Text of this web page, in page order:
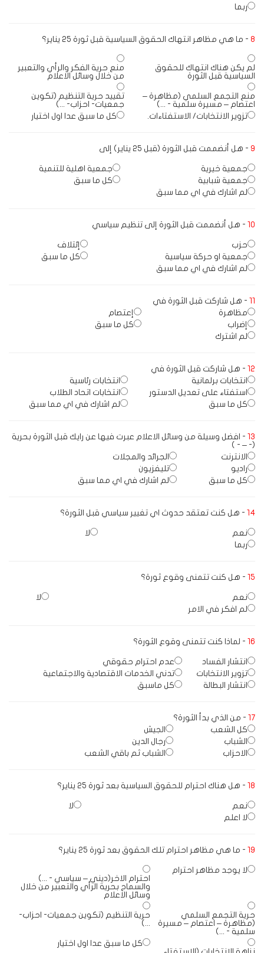
ربما
8 - ما هي مظاهر انتهاك الحقوق السياسية قبل ثورة 25 يناير؟
لم يكن هناك انتهاك للحقوق
السياسية قبل الثورة
منع حرية الفكر والرأي والتعبير
من خلال وسائل الاعلام
منع التجمع السلمي (مظاهرة –
اعتصام – مسيرة سلمية - ...)
تقييد حرية التنظيم (تكوين
جمعيات- احزاب- ...)
تزوير الانتخابات/ الاستفتاءات.
كل ما سبق عدا اول اختيار
9 - هل أنضممت قبل الثورة (قبل 25 يناير) إلى
جمعية خيرية
جمعية اهلية للتنمية
جمعية شبابية
كل ما سبق
لم اشارك في اي مما سبق
10 - هل أنضممت قبل الثورة إلى تنظيم سياسي
حزب
إئتلاف
جمعية او حركة سياسية
كل ما سبق
لم اشارك في اي مما سبق
11 - هل شاركت قبل الثورة في
مظاهرة
إعتصام
إضراب
كل ما سبق
لم اشترك
12 - هل شاركت قبل الثورة في
انتخابات برلمانية
انتخابات رئاسية
استفتاء على تعديل الدستور
انتخابات اتحاد الطلاب
كل ما سبق
لم اشارك في اي مما سبق
13 - افضل وسيلة من وسائل الاعلام عبرت فيها عن رايك قبل الثورة بحرية
(- – - )
الانترنت
الجرائد والمجلات
راديو
تليفزيون
كل ما سبق
لم اشارك في اي مما سبق
14 - هل كنت تعتقد حدوث اي تغيير سياسي قبل الثورة؟
نعم
لا
ربما
15 - هل كنت تتمنى وقوع ثورة؟
نعم
لا
لم افكر في الامر
16 - لماذا كنت تتمنى وقوع الثورة؟
انتشار الفساد
عدم احترام حقوقي
تزوير الانتخابات
تدني الخدمات الاقتصادية والاجتماعية
انتشار البطالة
كل ماسبق
17 - من الذي بدأ الثورة؟
كل الشعب
الجيش
الشباب
رجال الدين
الاحزاب
الشباب ثم باقي الشعب
18 - هل هناك احترام للحقوق السياسية بعد ثورة 25 يناير؟
نعم
لا
لا اعلم
19 - ما هي مظاهر احترام تلك الحقوق بعد ثورة 25 يناير؟
لا يوجد مظاهر احترام
احترام الاخر(ديني – سياسي - ...)
والسماح بحرية الرأي والتعبير من خلال
وسائل الاعلام
حرية التجمع السلمي
(مظاهرة – اعتصام – مسيرة
سلمية - ...)
حرية التنظيم (تكوين جمعيات- احزاب-
...)
كل ما سبق عدا اول اختيار